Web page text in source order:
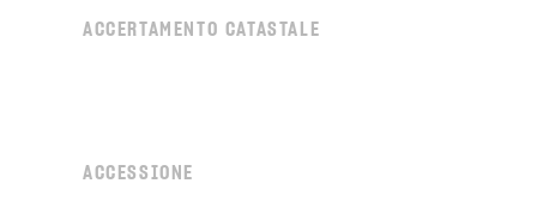
ACCERTAMENTO CATASTALE
ACCESSIONE